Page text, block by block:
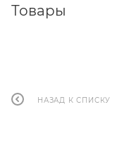
Товары
НАЗАД К СПИСКУ